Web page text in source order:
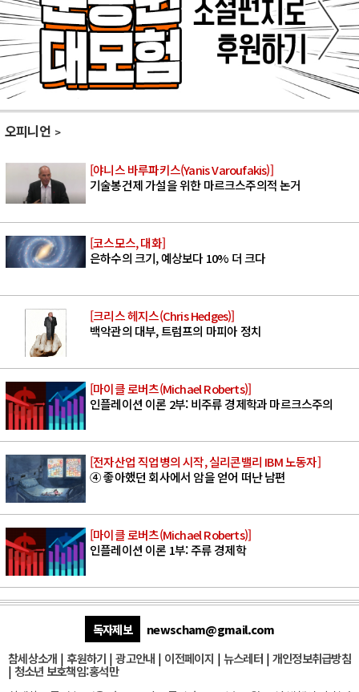
오피니언
[야니스 바루파키스(Yanis Varoufakis)]
기술봉건제 가설을 위한 마르크스주의적 논거
[코스모스, 대화]
은하수의 크기, 예상보다 10% 더 크다
[크리스 헤지스(Chris Hedges)]
백악관의 대부, 트럼프의 마피아 정치
[마이클 로버츠(Michael Roberts)]
인플레이션 이론 2부: 비주류 경제학과 마르크스주의
[전자산업 직업병의 시작, 실리콘밸리 IBM 노동자]
④ 좋아했던 회사에서 암을 얻어 떠난 남편
[마이클 로버츠(Michael Roberts)]
인플레이션 이론 1부: 주류 경제학
독자제보
newscham@gmail.com
참세상소개 | 후원하기 |광고안내 | 이전페이지 | 뉴스레터| 개인정보취급방침
| 청소년 보호책임:홍석만